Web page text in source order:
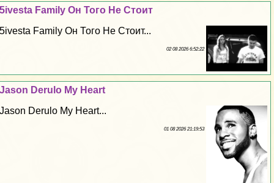
5ivesta Family Он Того Не Стоит
5ivesta Family Он Того Не Стоит...
02 08 2026 6:52:22
Jason Derulo My Heart
Jason Derulo My Heart...
01 08 2026 21:19:53